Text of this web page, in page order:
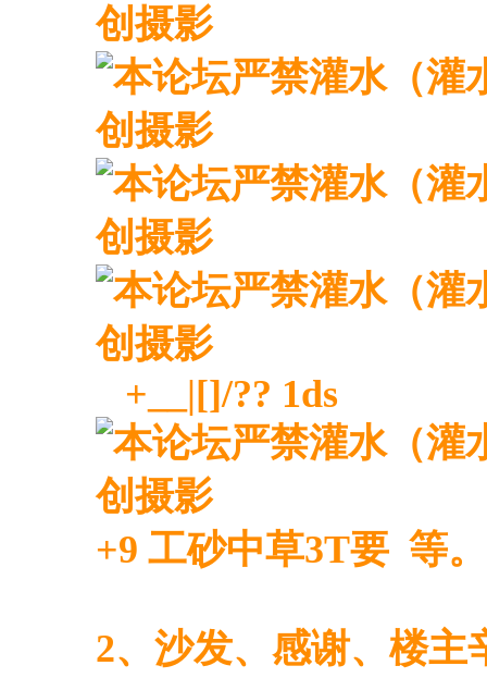
+__|[]/?? 1ds
+9 工砂中草3T要 等。
2、沙发、感谢、楼主